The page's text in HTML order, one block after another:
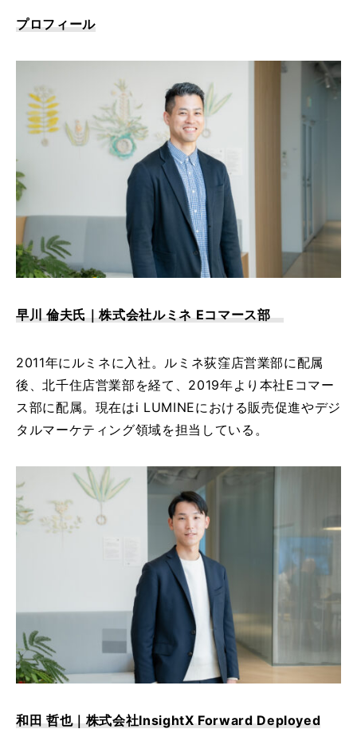
要
ン
ー
紹
介
採
用
ー
ビ
ス
お問い合わせ
資料ダウンロード
プロフィール
早川 倫夫氏｜株式会社ルミネ Eコマース部
2011年にルミネに入社。ルミネ荻窪店営業部に配属
後、北千住店営業部を経て、2019年より本社Eコマー
ス部に配属。現在はi LUMINEにおける販売促進やデジ
タルマーケティング領域を担当している。
和田 哲也｜株式会社InsightX Forward Deployed